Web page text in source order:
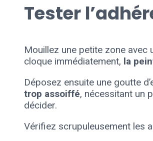
Tester
Mouillez une petite zone avec
cloque immédiatement, la
Déposez ensuite une goutte
trop assoiffé, nécessitant un
décider.
Vérifiez scrupuleusement les